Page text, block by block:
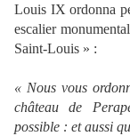
Louis IX ordonna
escalier
Saint-Louis » :
« Nous vous
château de
possible : et aussi